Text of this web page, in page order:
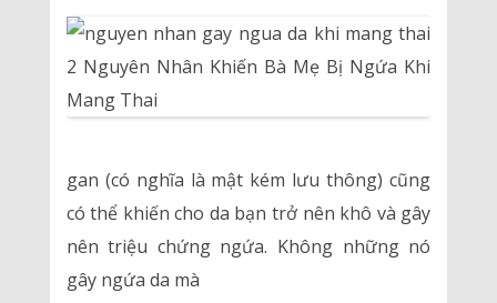
gan (có nghĩa là mật kém lưu thông) cũng
có thể khiến cho da bạn trở nên khô và gây
nên triệu chứng ngứa. Không những nó
gây ngứa da mà